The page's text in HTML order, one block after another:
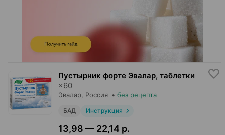
Пустырник форте Эвалар, таблетки
×60
Эвалар , Россия • без рецепта
БАД Инструкция
13,98 — 22,14 р.